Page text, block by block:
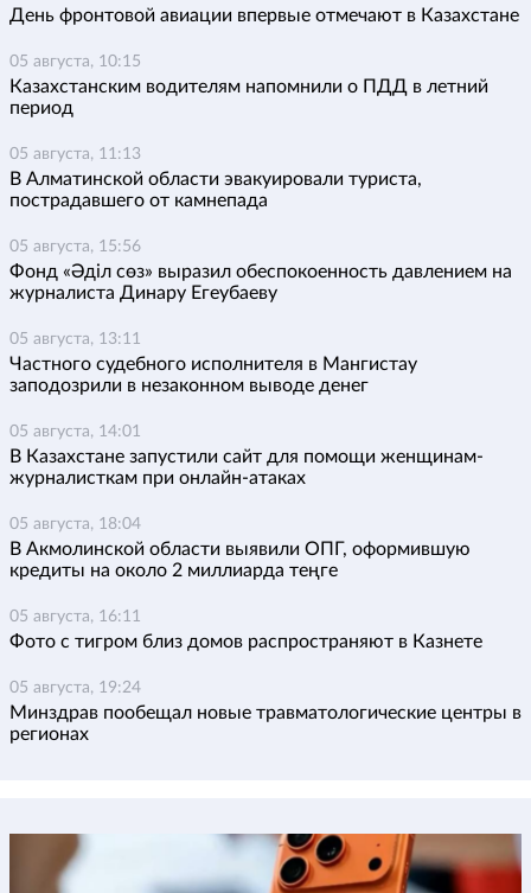
День фронтовой авиации впервые отмечают в Казахстане
05 августа, 10:15
Казахстанским водителям напомнили о ПДД в летний
период
05 августа, 11:13
В Алматинской области эвакуировали туриста,
пострадавшего от камнепада
05 августа, 15:56
Фонд «Әділ сөз» выразил обеспокоенность давлением на
журналиста Динару Егеубаеву
05 августа, 13:11
Частного судебного исполнителя в Мангистау
заподозрили в незаконном выводе денег
05 августа, 14:01
В Казахстане запустили сайт для помощи женщинам-
журналисткам при онлайн-атаках
05 августа, 18:04
В Акмолинской области выявили ОПГ, оформившую
кредиты на около 2 миллиарда теңге
05 августа, 16:11
Фото с тигром близ домов распространяют в Казнете
05 августа, 19:24
Минздрав пообещал новые травматологические центры в
регионах